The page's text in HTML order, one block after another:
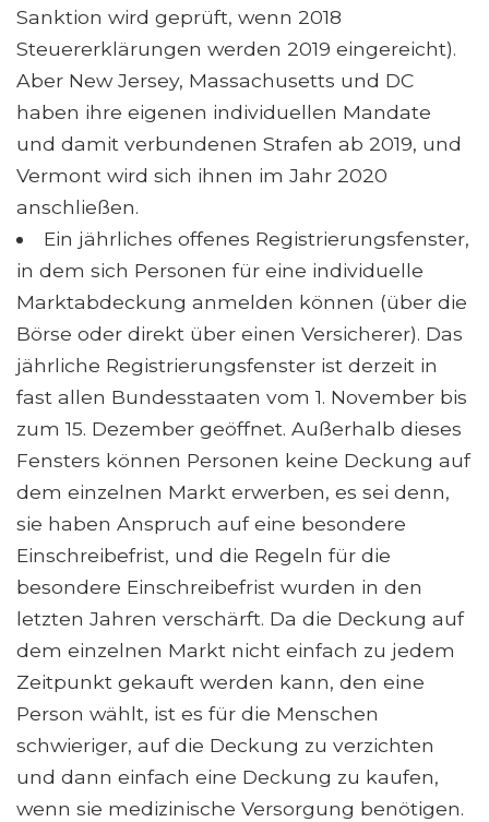
Sanktion wird geprüft, wenn 2018
Steuererklärungen werden 2019 eingereicht).
Aber New Jersey, Massachusetts und DC
haben ihre eigenen individuellen Mandate
und damit verbundenen Strafen ab 2019, und
Vermont wird sich ihnen im Jahr 2020
anschließen.
Ein jährliches offenes Registrierungsfenster,
in dem sich Personen für eine individuelle
Marktabdeckung anmelden können (über die
Börse oder direkt über einen Versicherer). Das
jährliche Registrierungsfenster ist derzeit in
fast allen Bundesstaaten vom 1. November bis
zum 15. Dezember geöffnet. Außerhalb dieses
Fensters können Personen keine Deckung auf
dem einzelnen Markt erwerben, es sei denn,
sie haben Anspruch auf eine besondere
Einschreibefrist, und die Regeln für die
besondere Einschreibefrist wurden in den
letzten Jahren verschärft. Da die Deckung auf
dem einzelnen Markt nicht einfach zu jedem
Zeitpunkt gekauft werden kann, den eine
Person wählt, ist es für die Menschen
schwieriger, auf die Deckung zu verzichten
und dann einfach eine Deckung zu kaufen,
wenn sie medizinische Versorgung benötigen.